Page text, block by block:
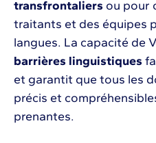
transfrontaliers ou pour
traitants et des équipes
langues. La capacité de
barrières linguistiques
et garantit que tous les
précis et
prenantes.